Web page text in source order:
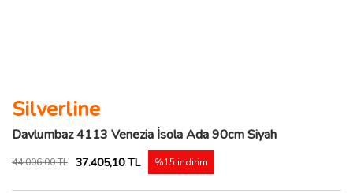
Silverline
Davlumbaz 4113 Venezia İsola Ada 90cm Siyah
44.006,00 TL 37.405,10 TL %15 indirim